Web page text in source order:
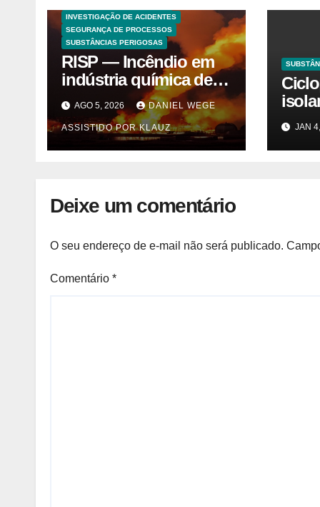
INVESTIGAÇÃO DE ACIDENTES
SEGURANÇA DE PROCESSOS
SUBSTÂNCIAS PERIGOSAS
RISP — Incêndio em
indústria química de
solventes em
Itaquaquecetuba/SP
(UNIQUIMA/Quema)
AGO 5, 2026 DANIEL WEGE
ASSISTIDO POR KLAUZ JAN
Deixe um comentário
O seu endereço de e-mail não será publicado.
Comentário *